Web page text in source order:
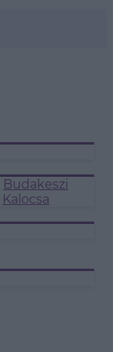
Budakeszi
Kalocsa